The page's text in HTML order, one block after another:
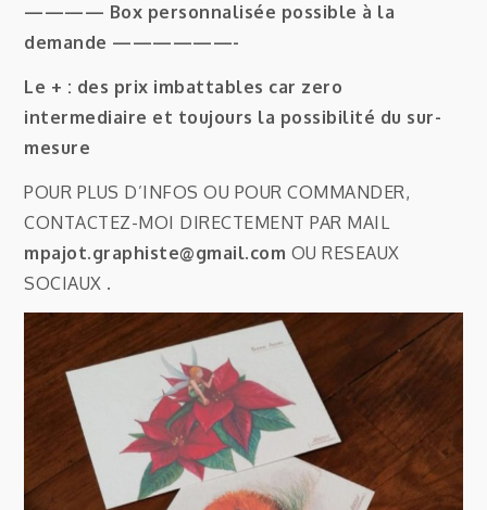
———— Box personnalisée possible à la
demande ——————-
Le + : des prix imbattables car zero
intermediaire et toujours la possibilité du sur-
mesure
POUR PLUS D’INFOS OU POUR COMMANDER,
CONTACTEZ-MOI DIRECTEMENT PAR MAIL
mpajot.graphiste@gmail.com OU RESEAUX
SOCIAUX .